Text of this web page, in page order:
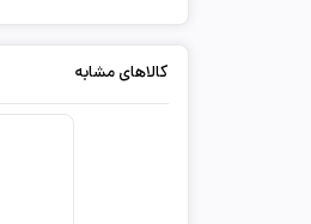
کالاهای مشابه